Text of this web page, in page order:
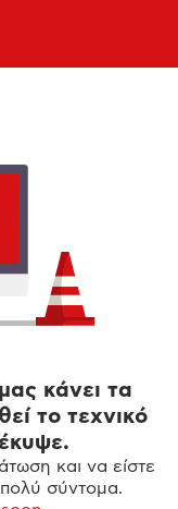
κάνει τα
το τεχνικό
και να είστε
σύντομα.